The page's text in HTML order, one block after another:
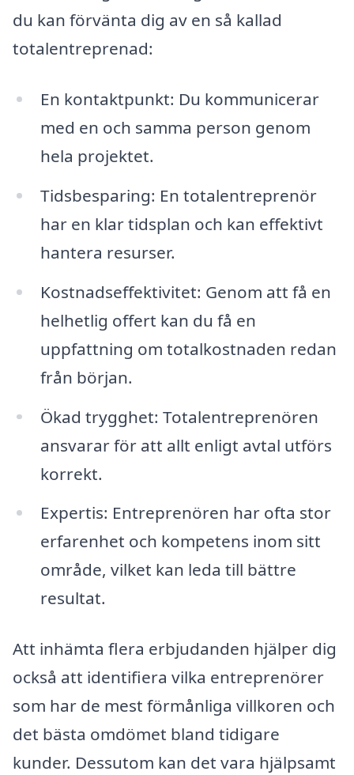
du kan förvänta dig av en så kallad
totalentreprenad:
En kontaktpunkt: Du kommunicerar
med en och samma person genom
hela projektet.
Tidsbesparing: En totalentreprenör
har en klar tidsplan och kan effektivt
hantera resurser.
Kostnadseffektivitet: Genom att få en
helhetlig offert kan du få en
uppfattning om totalkostnaden redan
från början.
Ökad trygghet: Totalentreprenören
ansvarar för att allt enligt avtal utförs
korrekt.
Expertis: Entreprenören har ofta stor
erfarenhet och kompetens inom sitt
område, vilket kan leda till bättre
resultat.
Att inhämta flera erbjudanden hjälper dig
också att identifiera vilka entreprenörer
som har de mest förmånliga villkoren och
det bästa omdömet bland tidigare
kunder. Dessutom kan det vara hjälpsamt